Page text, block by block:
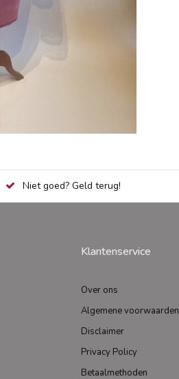
Niet goed? Geld terug!
Klantenservice
Over ons
Algemene voorwaarden
Disclaimer
Privacy Policy
Betaalmethoden